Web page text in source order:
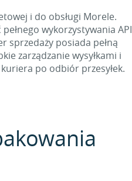
i do obsługi Morele.
wykorzystywania API
sprzedaży posiada pełną
zarządzanie wysyłkami i
po odbiór przesyłek.